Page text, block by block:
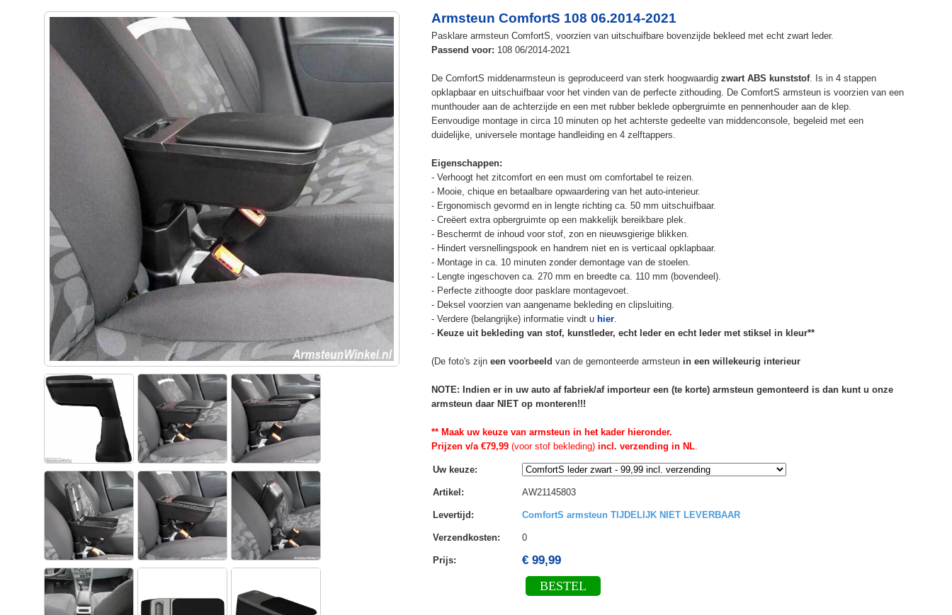
Armsteun ComfortS 108 06.2014-2021
Pasklare armsteun ComfortS, voorzien van uitschuifbare bovenzijde bekleed met echt zwart leder.
Passend voor: 108 06/2014-2021
De ComfortS middenarmsteun is geproduceerd van sterk hoogwaardig zwart ABS kunststof. Is in 4 stappen
opklapbaar en uitschuifbaar voor het vinden van de perfecte zithouding. De ComfortS armsteun is voorzien van een
munthouder aan de achterzijde en een met rubber beklede opbergruimte en pennenhouder aan de klep.
Eenvoudige montage in circa 10 minuten op het achterste gedeelte van middenconsole, begeleid met een
duidelijke, universele montage handleiding en 4 zelftappers.
Eigenschappen:
- Verhoogt het zitcomfort en een must om comfortabel te reizen.
- Mooie, chique en betaalbare opwaardering van het auto-interieur.
- Ergonomisch gevormd en in lengte richting ca. 50 mm uitschuifbaar.
- Creëert extra opbergruimte op een makkelijk bereikbare plek.
- Beschermt de inhoud voor stof, zon en nieuwsgierige blikken.
- Hindert versnellingspook en handrem niet en is verticaal opklapbaar.
- Montage in ca. 10 minuten zonder demontage van de stoelen.
- Lengte ingeschoven ca. 270 mm en breedte ca. 110 mm (bovendeel).
- Perfecte zithoogte door pasklare montagevoet.
- Deksel voorzien van aangename bekleding en clipsluiting.
- Verdere (belangrijke) informatie vindt u hier.
- Keuze uit bekleding van stof, kunstleder, echt leder en echt leder met stiksel in kleur**
(De foto's zijn een voorbeeld van de gemonteerde armsteun in een willekeurig interieur
NOTE: Indien er in uw auto af fabriek/af importeur een (te korte) armsteun gemonteerd is dan kunt u onze
armsteun daar NIET op monteren!!!
** Maak uw keuze van armsteun in het kader hieronder.
Prijzen v/a €79,99(voor stof bekleding)incl. verzending in NL.
Uw keuze:
Artikel : AW21145803
Levertijd : ComfortS armsteun TIJDELIJK NIET LEVERBAAR
Verzendkosten: 0
Prijs: € 99,99
BESTEL